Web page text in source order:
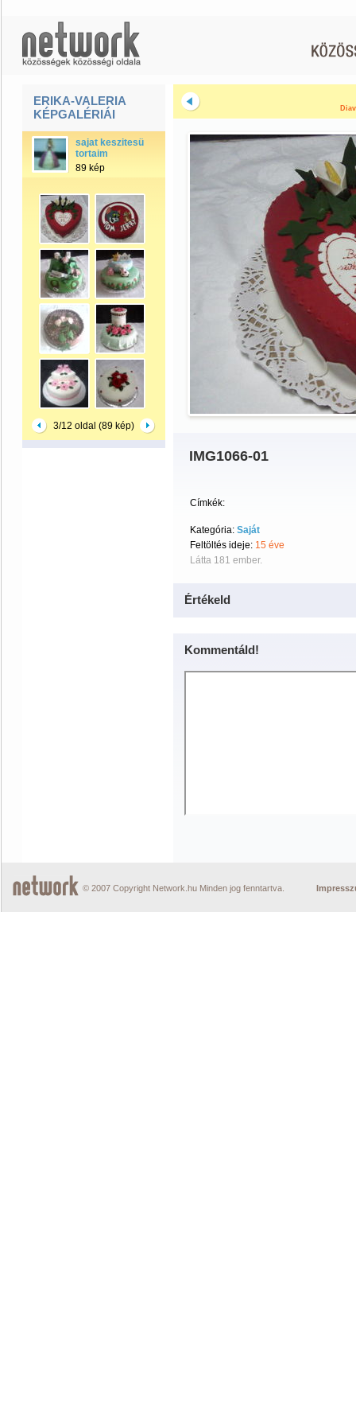
ERIKA-VALERIA
KÉPGALÉRIÁI
sajat keszitesü
tortaim
89 kép
3/12 oldal (89 kép)
IMG1066-01
Címkék:
Kategória: Saját
Feltöltés ideje: 15 éve
Látta 181 ember.
Értékeld
Kommentáld!
© 2007 Copyright Network.hu Minden jog fenntartva.